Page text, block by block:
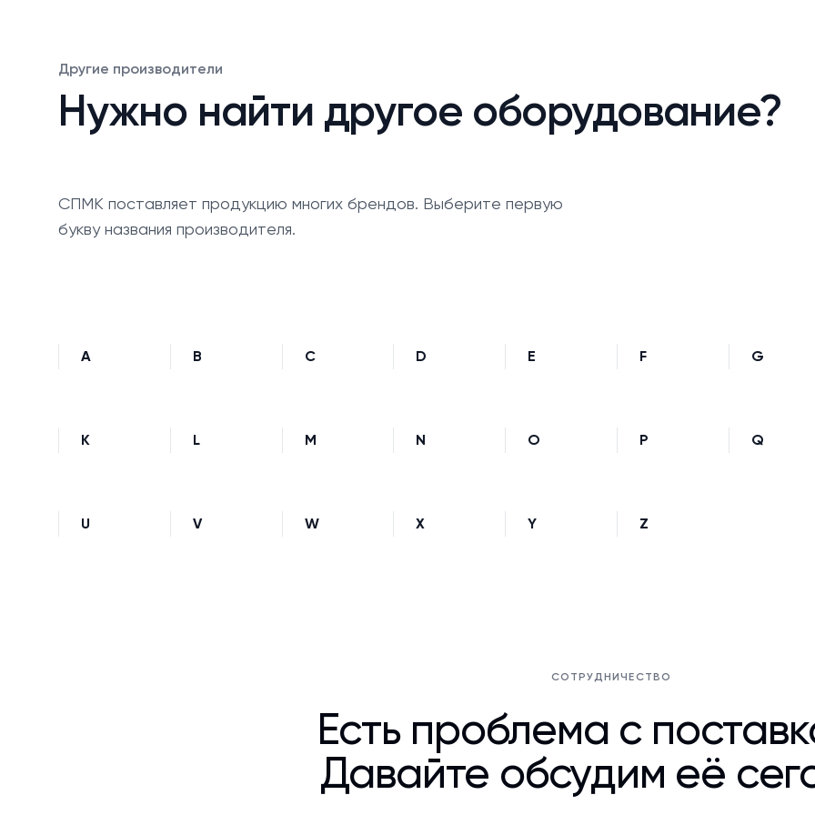
Другие производители
Нужно найти другое оборудование?
СПМК поставляет продукцию многих брендов. Выберите первую
букву названия производителя.
A B C D E F G
K L M N O P Q
U V W X Y Z
СОТРУДНИЧЕСТВО
Есть проблема с
Давайте обсудим её